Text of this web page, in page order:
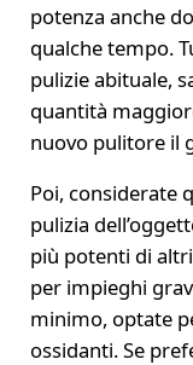
potenza anche
qualche tempo.
pulizie abituale,
quantità
nuovo pulitore il
Poi, considerate
pulizia
più potenti di
per impieghi
minimo, optate
ossidanti. Se